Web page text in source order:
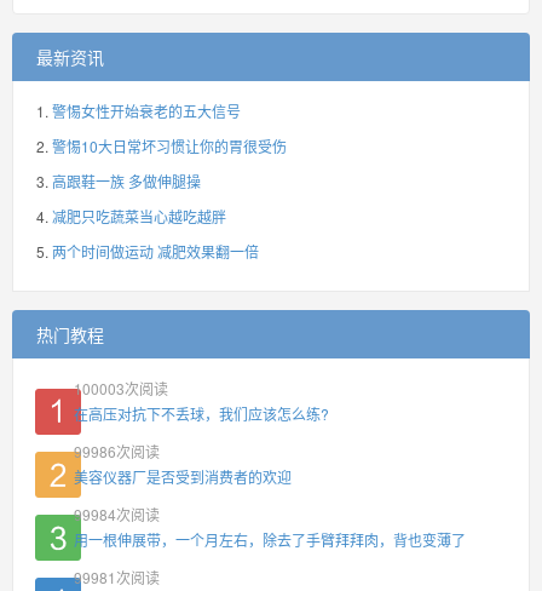
最新资讯
警惕女性开始衰老的五大信号
警惕10大日常坏习惯让你的胃很受伤
高跟鞋一族 多做伸腿操
减肥只吃蔬菜当心越吃越胖
两个时间做运动 减肥效果翻一倍
热门教程
100003次阅读
在高压对抗下不丢球，我们应该怎么练?
99986次阅读
美容仪器厂是否受到消费者的欢迎
99984次阅读
用一根伸展带，一个月左右，除去了手臂拜拜肉，背也变薄了
99981 次阅读